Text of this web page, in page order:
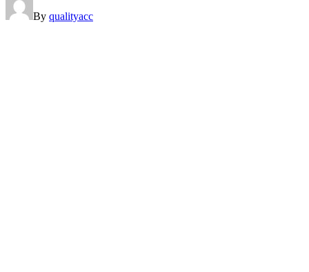
By qualityacc